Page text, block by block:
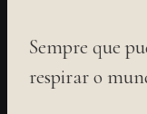
Sempre que
respirar o